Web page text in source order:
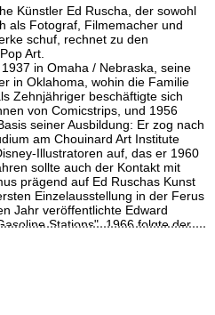
Auktion 434 - Lot 121
EDWARD RUSCHA
9 Künstlerbücher und 1 Katalog , 1964
Ergebnis:€ 4.800
Künstler Ed Ruscha, der sowohl
als Fotograf, Filmemacher und
schuf, rechnet zu den
Art.
in Omaha / Nebraska, seine
in Oklahoma, wohin die Familie
Zehnjähriger beschäftigte sich
von Comicstrips, und 1956
seiner Ausbildung: Er zog nach
am Chouinard Art Institute
Illustratoren auf, das er 1960
sollte auch der Kontakt mit
prägend auf Ed Ruschas Kunst
Einzelausstellung in der Ferus
Jahr veröffentlichte Edward
Stations", 1966 folgte der
Sunset Strip".
in São Paulo (1967), Paris